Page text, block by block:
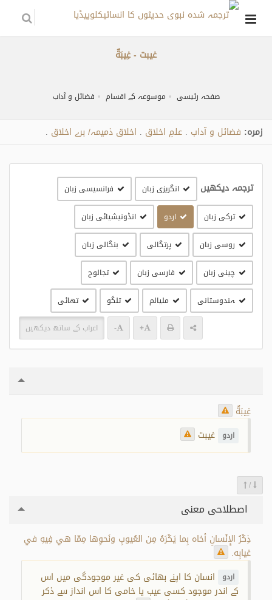
غیبت - غِيبَةٌ
صفحہ رئیسی موسوعہ کے اقسام فضائل و آداب
زمره: فضائل و آداب علمِ اخلاق اخلاق ذمیمہ/ برے اخلاق
ترجمہ دیکھیں انگریزی زبان فرانسیسی زبان
ترکی زبان اردو انڈونیشیائی زبان
روسی زبان پرتگالی بنگالی زبان
چینی زبان فارسی زبان تجالوج
ہندوستانی مليالم تلگو تھائی
+
- اعراب کے ساتھ دیکھیں
غِيبَةٌ
اردو غیبت
/
اصطلاحی معنی
ذِكْرُ الإِنْسانِ أخاه بِما يَكْرَهُ مِن العُيوبِ ونَحوِها مِمّا هي فِيهِ في
غيابِه.
اردو
انسان کا اپنے بھائی کی غیر موجودگی میں اس
کے اندر موجود کسی عیب یا خامی کا اس انداز سے ذکر